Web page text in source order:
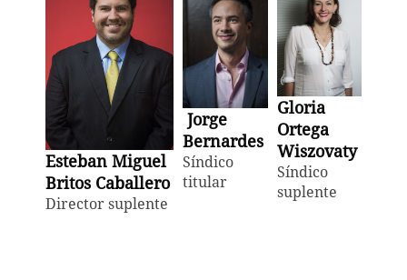
Esteban Miguel
Britos Caballero
Director suplente
Jorge
Bernardes
Síndico
titular
Gloria
Ortega
Wiszovaty
Síndico
suplente